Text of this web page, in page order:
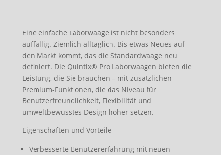
Eine einfache Laborwaage ist nicht besonders
auffällig. Ziemlich alltäglich. Bis etwas Neues auf
den Markt kommt, das die Standardwaage neu
definiert. Die Quintix® Pro Laborwaagen bieten die
Leistung, die Sie brauchen – mit zusätzlichen
Premium-Funktionen, die das Niveau für
Benutzerfreundlichkeit, Flexibilität und
umweltbewusstes Design höher setzen.
Eigenschaften und Vorteile
Verbesserte Benutzererfahrung mit neuen